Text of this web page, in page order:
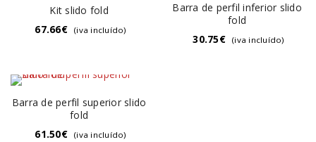
Kit slido fold
67.66€ (iva incluído)
Barra de perfil inferior slido
fold
30.75€ (iva incluído)
Barra de perfil superior slido
fold
61.50€ (iva incluído)